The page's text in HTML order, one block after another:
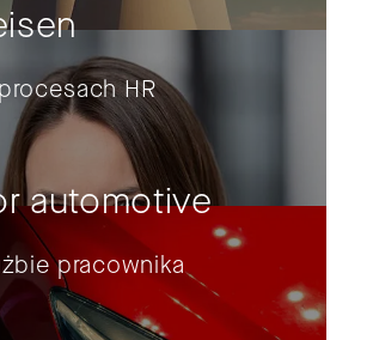
HR
automotive
pracownika